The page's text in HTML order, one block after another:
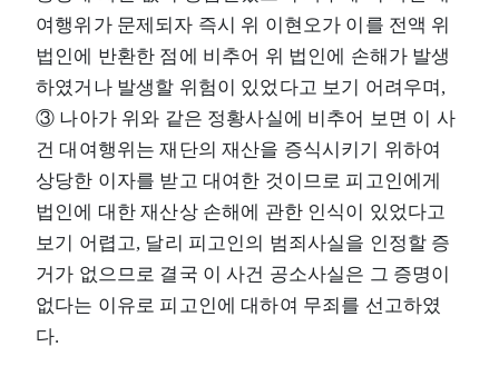
여행위가 문제되자 즉시 위 이현오가 이를 전액 위
법인에 반환한 점에 비추어 위 법인에 손해가 발생
하였거나 발생할 위험이 있었다고 보기 어려우며,
③ 나아가 위와 같은 정황사실에 비추어 보면 이 사
건 대여행위는 재단의 재산을 증식시키기 위하여
상당한 이자를 받고 대여한 것이므로 피고인에게
법인에 대한 재산상 손해에 관한 인식이 있었다고
보기 어렵고, 달리 피고인의 범죄사실을 인정할 증
거가 없으므로 결국 이 사건 공소사실은 그 증명이
없다는 이유로 피고인에 대하여 무죄를 선고하였
다.